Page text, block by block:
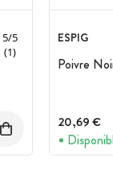
5/5
(1)
ESPIG
Poivre
20,69 €